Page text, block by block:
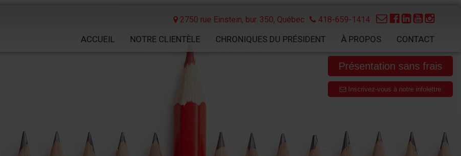
2750 rue Einstein, bur. 350, Québec 418-659-1414
ACCUEIL NOTRE CLIENTÈLE CHRONIQUES DU PRÉSIDENT À PROPOS CONTACT
Présentation sans frais
Inscrivez-vous à notre infolettre